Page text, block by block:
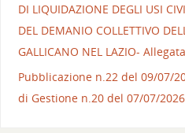
DI LIQUIDAZIONE DEGLI USI
DEL DEMANIO COLLETTIVO
GALLICANO NEL LAZIO-
Pubblicazione n.22 del 09/07/
di Gestione n.20 del 07/07/2026